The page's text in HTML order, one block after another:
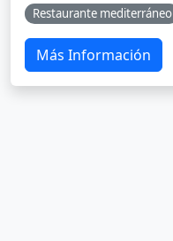
Restaurante mediterráneo
Más Información